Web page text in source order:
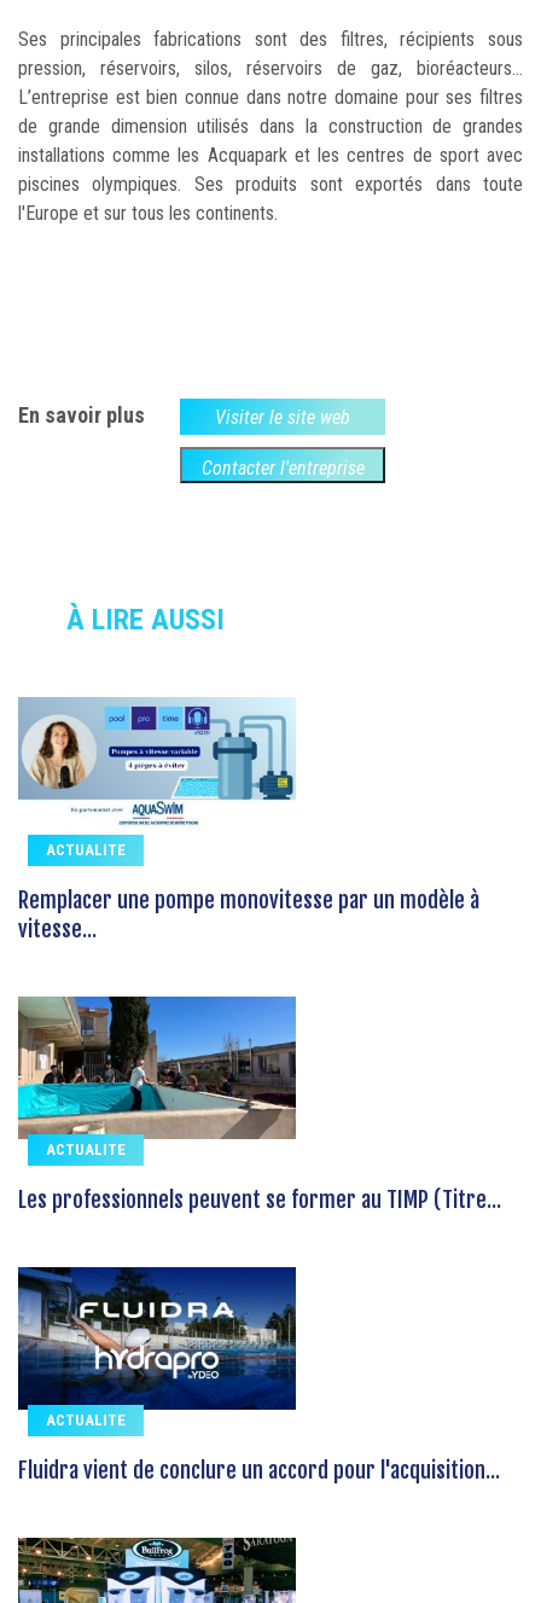
Ses principales fabrications sont des filtres, récipients sous
pression, réservoirs, silos, réservoirs de gaz, bioréacteurs...
L’entreprise est bien connue dans notre domaine pour ses filtres
de grande dimension utilisés dans la construction de grandes
installations comme les Acquapark et les centres de sport avec
piscines olympiques. Ses produits sont exportés dans toute
l'Europe et sur tous les continents.
En savoir plus Visiter le site web
Contacter l'entreprise
À LIRE AUSSI
ACTUALITE
Remplacer une pompe monovitesse par un modèle à
vitesse...
ACTUALITE
Les professionnels peuvent se former au TIMP (Titre...
ACTUALITE
Fluidra vient de conclure un accord pour l'acquisition...